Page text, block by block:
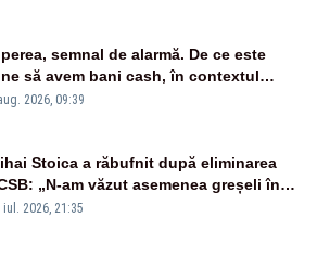
semnal de alarmă. De ce este
să avem bani cash, în contextul
energetice?
2026, 09:39
Stoica a răbufnit după eliminarea
„N-am văzut asemenea greșeli în
de meciuri europene”
iul. 2026, 21:35